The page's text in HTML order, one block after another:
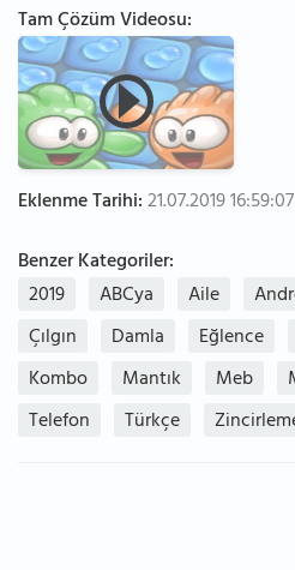
Tam Çözüm Videosu:
Eklenme Tarihi:21.07.2019 16:59:07
Benzer Kategoriler:
2019
ABCya Aile
Çılgın
Damla Eğlence
Kombo
Mantık Meb
Telefon
Türkçe